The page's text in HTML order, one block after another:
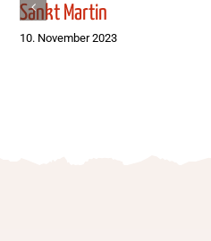
Sankt Martin
10. November 2023